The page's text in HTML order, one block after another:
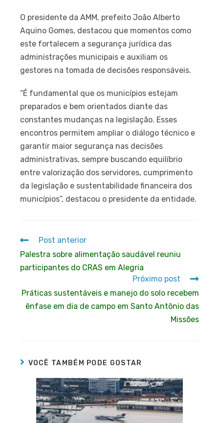
O presidente da AMM, prefeito João Alberto
Aquino Gomes, destacou que momentos como
este fortalecem a segurança jurídica das
administrações municipais e auxiliam os
gestores na tomada de decisões responsáveis.
“É fundamental que os municípios estejam
preparados e bem orientados diante das
constantes mudanças na legislação. Esses
encontros permitem ampliar o diálogo técnico e
garantir maior segurança nas decisões
administrativas, sempre buscando equilíbrio
entre valorização dos servidores, cumprimento
da legislação e sustentabilidade financeira dos
municípios”, destacou o presidente da entidade.
Post anterior
Palestra sobre alimentação saudável reuniu
participantes do CRAS em Alegria
Próximo post
Práticas sustentáveis e manejo do solo recebem
ênfase em dia de campo em Santo Antônio das
Missões
VOCÊ TAMBÉM PODE GOSTAR